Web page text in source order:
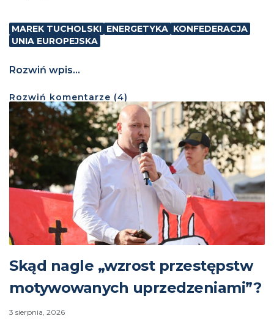
MAREK TUCHOLSKI ENERGETYKA KONFEDERACJA
UNIA EUROPEJSKA
Rozwiń wpis...
Rozwiń komentarze (4)
Skąd nagle „wzrost przestępstw
motywowanych uprzedzeniami”?
3 sierpnia, 2026